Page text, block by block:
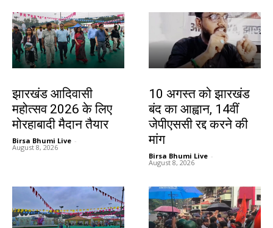
झारखंड आदिवासी
महोत्सव 2026 के लिए
मोरहाबादी मैदान तैयार
Birsa Bhumi Live -
August 8, 2026
10 अगस्त को झारखंड
बंद का आह्वान, 14वीं
जेपीएससी रद्द करने की
मांग
Birsa Bhumi Live -
August 8, 2026